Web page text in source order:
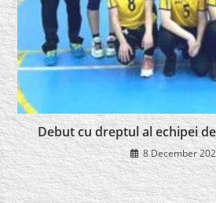
Debut cu dreptul al echipei
8 December